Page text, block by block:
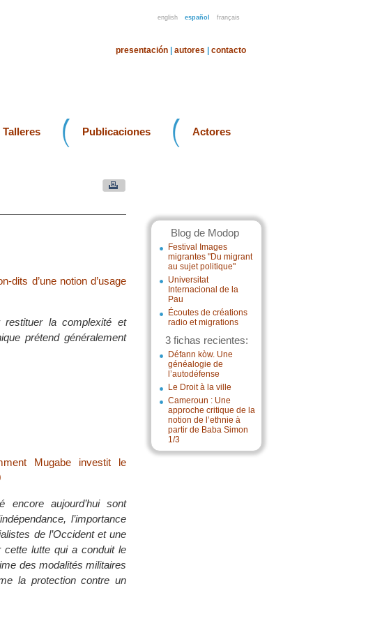
english español français
presentación autores contacto
Talleres Publicaciones Actores
Blog de Modop
Festival Images
migrantes "Du migrant
au sujet politique"
Universitat
Internacional de la
Pau
Écoutes de créations
radio et migrations
3 fichas recientes:
Défann kòw. Une
généalogie de
l’autodéfense
Le Droit à la ville
Cameroun : Une
approche critique de la
notion de l’ethnie à
partir de Baba Simon
1/3
dits d’une notion d’usage
restituer la complexité et
prétend généralement
Mugabe investit le
aujourd’hui sont
l’importance
de l’Occident et une
cette lutte qui a conduit le
des modalités militaires
la protection contre un